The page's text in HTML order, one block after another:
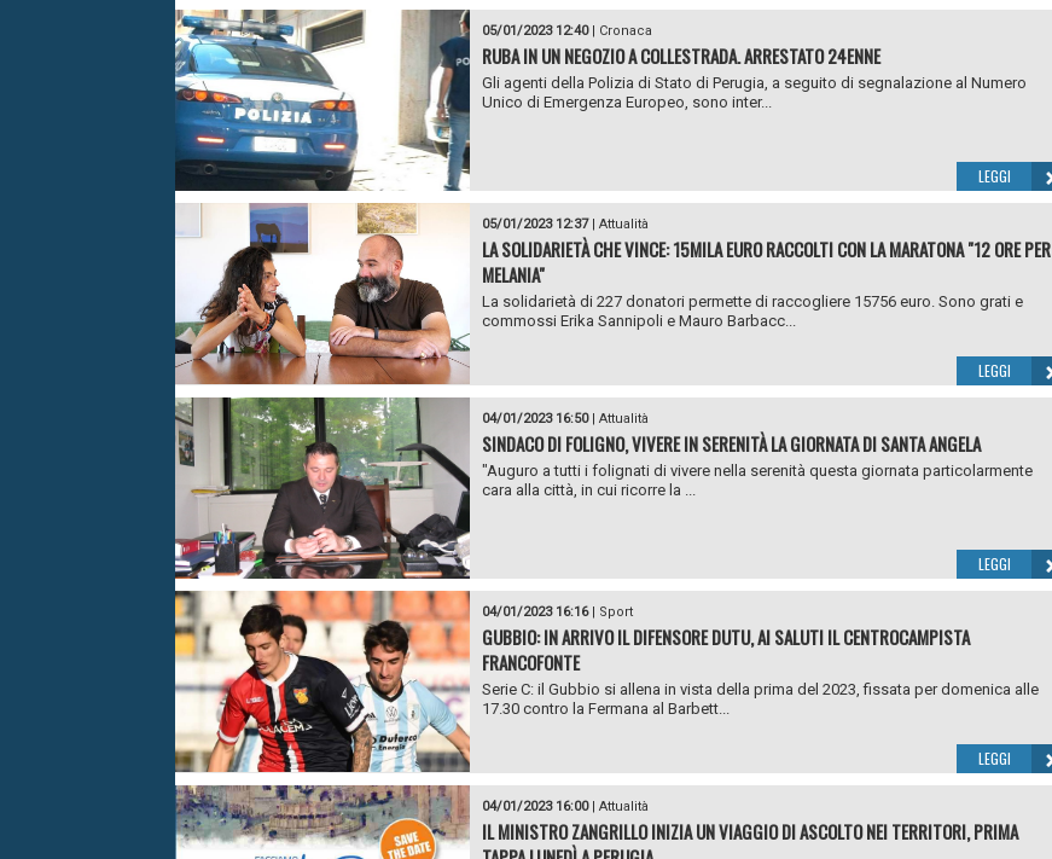
05/01/2023 12:40| Cronaca
RUBA IN UN NEGOZIO A COLLESTRADA. ARRESTATO 24ENNE
Gli agenti della Polizia di Stato di Perugia, a seguito di segnalazione al Numero
Unico di Emergenza Europeo, sono inter...
LEGGI
05/01/2023 12:37| Attualità
LA SOLIDARIETÀ CHE VINCE: 15MILA EURO RACCOLTI CON LA MARATONA "12 ORE PER
MELANIA"
La solidarietà di 227 donatori permette di raccogliere 15756 euro. Sono grati e
commossi Erika Sannipoli e Mauro Barbacc...
LEGGI
04/01/2023 16:50| Attualità
SINDACO DI FOLIGNO, VIVERE IN SERENITÀ LA GIORNATA DI SANTA ANGELA
"Auguro a tutti i folignati di vivere nella serenità questa giornata particolarmente
cara alla città, in cui ricorre la ...
LEGGI
04/01/2023 16:16| Sport
GUBBIO: IN ARRIVO IL DIFENSORE DUTU, AI SALUTI IL CENTROCAMPISTA
FRANCOFONTE
Serie C: il Gubbio si allena in vista della prima del 2023, fissata per domenica alle
17.30 contro la Fermana al Barbett...
LEGGI
04/01/2023 16:00| Attualità
IL MINISTRO ZANGRILLO INIZIA UN VIAGGIO DI ASCOLTO NEI TERRITORI, PRIMA